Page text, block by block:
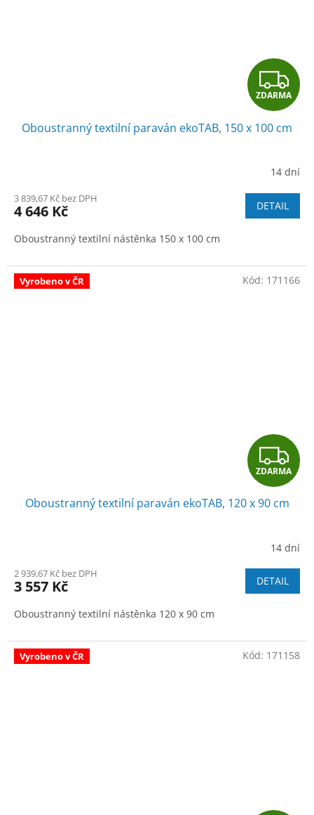
Z
D
A
R
M
A
ZDARMA
Oboustranný textilní paraván ekoTAB, 150 x 100 cm
14 dní
3 839,67 Kč bez DPH
4 646 Kč DETAIL
Oboustranný textilní nástěnka 150 x 100 cm
Vyrobeno v ČR
Z
D
A
R
M
A
ZDARMA
Oboustranný textilní paraván ekoTAB, 120 x 90 cm
14 dní
2 939,67 Kč bez DPH
3 557 Kč DETAIL
Oboustranný textilní nástěnka 120 x 90 cm
Kód: 171166
Vyrobeno v ČR Kód: 171158